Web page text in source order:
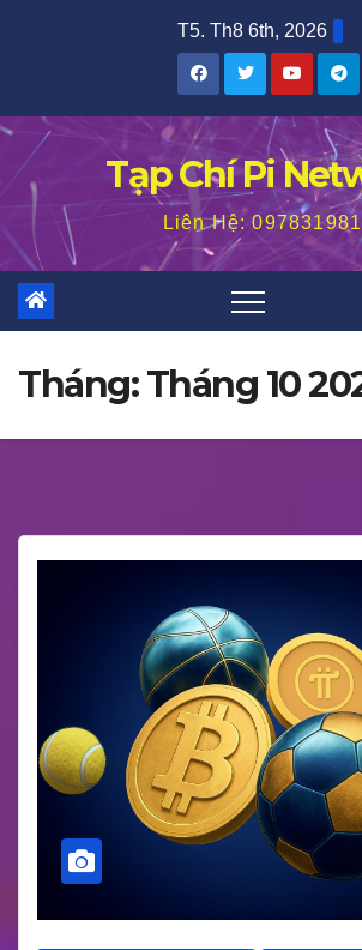
T5. Th8 6th, 2026
Tạp Chí Pi
Liên Hệ:
Tháng:Tháng 10